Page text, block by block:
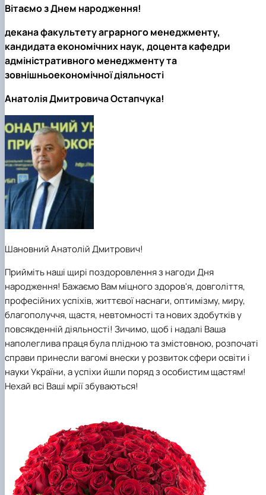
Вітаємо з Днем народження!
декана факультету аграрного менеджменту,
кандидата економічних наук, доцента кафедри
адміністративного менеджменту та
зовнішньоекономічноїдіяльності
Анатолія ДмитровичаОстапчука!
Шановний АнатолійДмитрович!
Прийміть наші щирі поздоровлення з нагоди Дня
народження! Бажаємо Вам міцного здоров'я, довголіття,
професійних успіхів, життєвої наснаги, оптимізму, миру,
благополуччя, щастя, невтомності та нових здобутків у
повсякденній діяльності! Зичимо, щоб і надалі Ваша
наполеглива праця була плідною та змістовною, розпочаті
справи принесли вагомі внески у розвиток сфери освіти і
науки України, а успіхи йшли поряд з особистим щастям!
Нехай всі Ваші мрії збуваються!